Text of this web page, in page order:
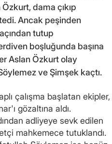
Özkurt, dama çıkıp
Ancak peşinden
tutup
boşluğunda başına
Aslan Özkurt olay
ve Şimşek kaçtı.
çalışma başlatan ekipler,
gözaltına aldı.
adliyeye sevk edilen
mahkemece tutuklandı.